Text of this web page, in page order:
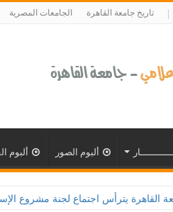
تاريخ جامعة القاهرة الجامعات المصرية
ألبوم الصور ألبوم